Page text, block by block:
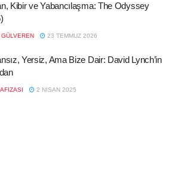
Kibir ve Yabancılaşma: The Odyssey
23 TEMMUZ 2026
Yersiz, Ama Bize Dair: David Lynch’in
2 NISAN 2025